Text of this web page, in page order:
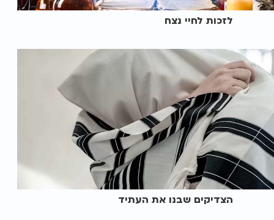
לזכות לחיי נצח
הצדיקים שבנו את העתיד